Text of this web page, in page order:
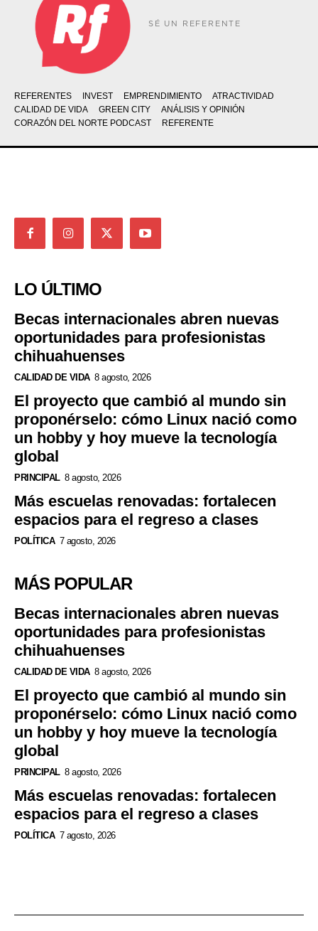
SÉ UN REFERENTE
REFERENTES INVEST EMPRENDIMIENTO
ATRACTIVIDAD
CALIDAD DE VIDA
GREEN CITY
ANÁLISIS Y OPINIÓN
CORAZÓN DEL NORTE PODCAST
REFERENTE
LO ÚLTIMO
Becas internacionales abren nuevas
oportunidades para profesionistas
chihuahuenses
CALIDAD DE VIDA 8 agosto, 2026
El proyecto que cambió al mundo sin
proponérselo: cómo Linux nació como
un hobby y hoy mueve la tecnología
global
PRINCIPAL 8 agosto, 2026
Más escuelas renovadas: fortalecen
espacios para el regreso a clases
POLÍTICA 7 agosto, 2026
MÁS POPULAR
Becas internacionales abren nuevas
oportunidades para profesionistas
chihuahuenses
CALIDAD DE VIDA 8 agosto, 2026
El proyecto que cambió al mundo sin
proponérselo: cómo Linux nació como
un hobby y hoy mueve la tecnología
global
PRINCIPAL 8 agosto, 2026
Más escuelas renovadas: fortalecen
espacios para el regreso a clases
POLÍTICA 7 agosto, 2026